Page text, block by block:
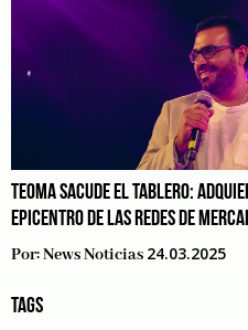
TEOMA SACUDE EL TABLERO:
EPICENTRO DE LAS REDES DE
Por:News Noticias 24.03.2025
TAGS